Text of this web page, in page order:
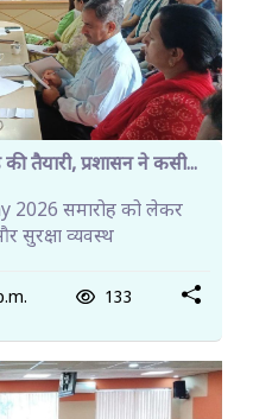
तैयारी, प्रशासन ने कसी...
2026 समारोह को लेकर
सुरक्षा व्यवस्थ
133